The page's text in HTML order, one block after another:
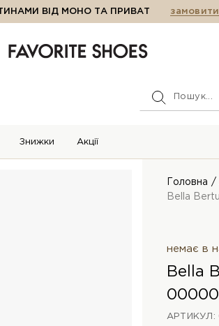
ВІД МОНО ТА ПРИВАТ замовити
Знижки Акції
Головна
Bella
немає в
Bella
АРТИКУЛ: